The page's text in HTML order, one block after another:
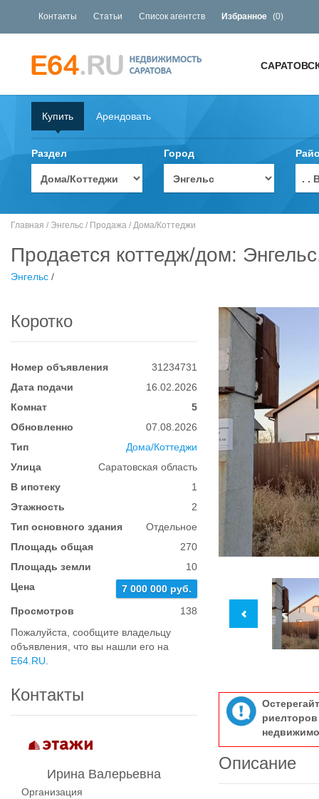
Контакты Статьи Список агентств Избранное (0)
Купить Арендовать
Раздел Город
. .
Главная / Энгельс / Продажа / Дома/Коттеджи
Продается коттедж/дом:
Энгельс /
Коротко
Номер объявления
31234731
Дата подачи
16.02.2026
Комнат
5
Обновленно
07.08.2026
Тип
Дома/Коттеджи
Улица
Саратовская область
В ипотеку
1
Этажность
2
Тип основного здания
Отдельное
Площадь общая
270
Площадь земли
10
Цена
7 000 000 руб.
Просмотров
138
Пожалуйста, сообщите владельцу
объявления, что вы нашли его на
E64.RU
Контакты
Ирина Валерьевна
Организация
Описание